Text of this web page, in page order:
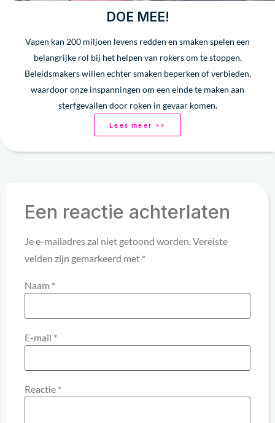
DOE MEE!
Vapen kan 200 miljoen levens redden en smaken spelen een
belangrijke rol bij het helpen van rokers om te stoppen.
Beleidsmakers willen echter smaken beperken of verbieden,
waardoor onze inspanningen om een einde te maken aan
sterfgevallen door roken in gevaar komen.
Lees meer >>
Een reactie achterlaten
Je e-mailadres zal niet getoond worden.Vereiste
velden zijn gemarkeerd met *
Naam *
E-mail *
Reactie *